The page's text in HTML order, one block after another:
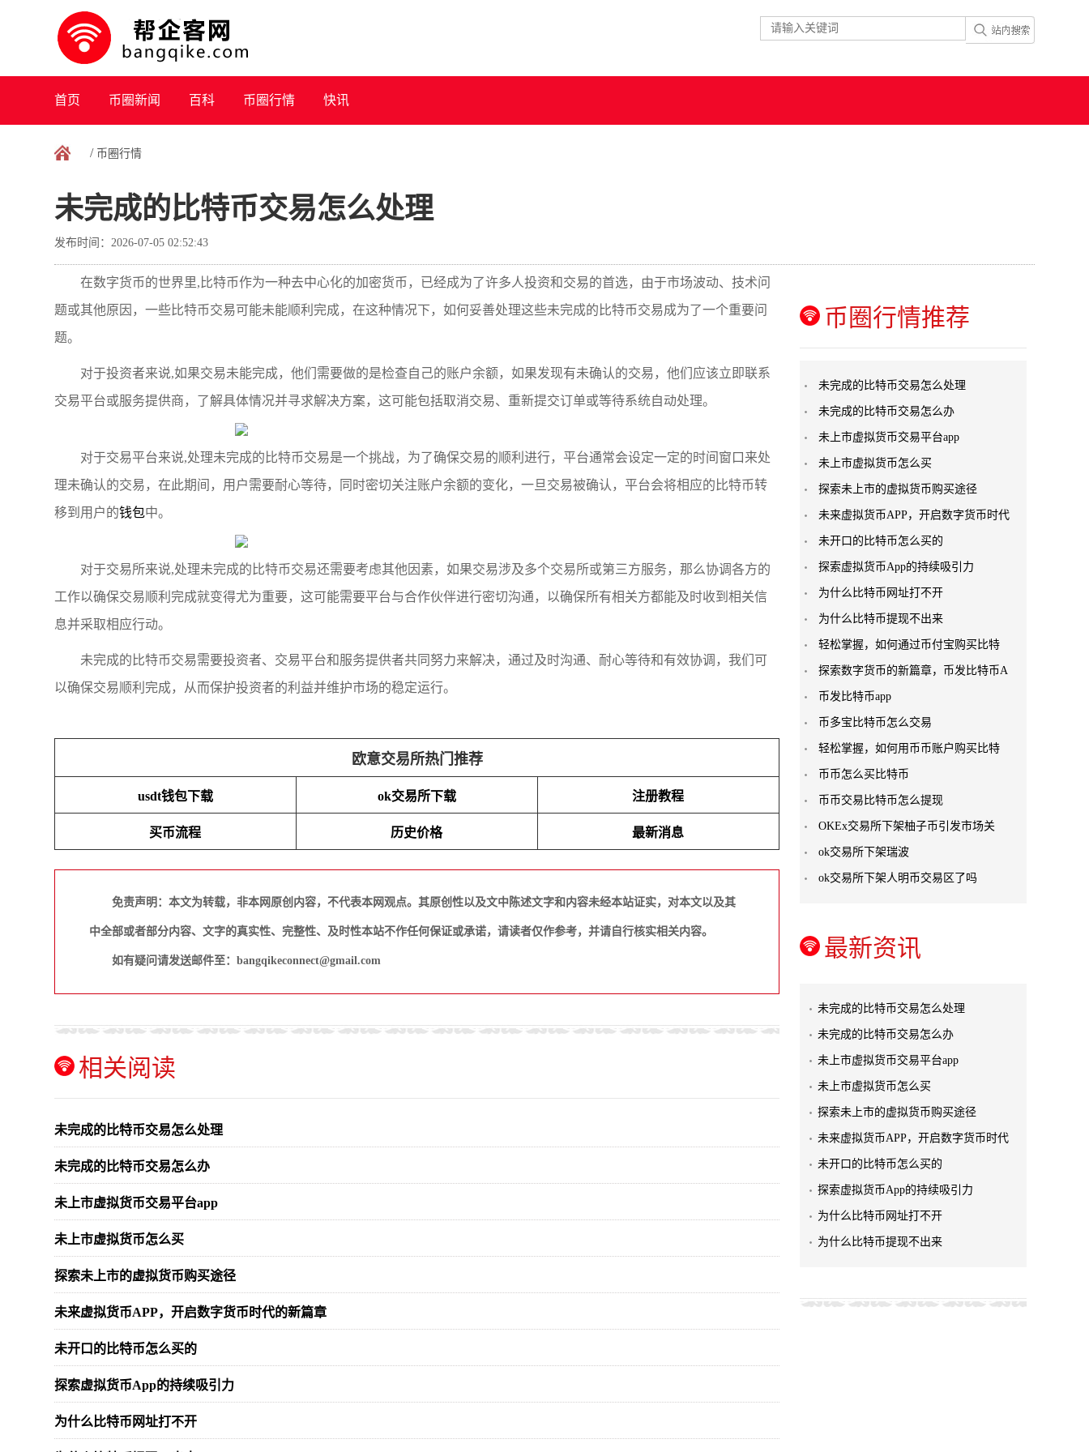
首页 币圈新闻 百科 币圈行情 快讯
/ 币圈行情
未完成的比特币交易怎么处理
发布时间：2026-07-05 02:52:43
在数字货币的世界里,比特币作为一种去中心化的加密货币，已经成为了许多人投资和交易的首选，由于市场波动、技术问
题或其他原因，一些比特币交易可能未能顺利完成，在这种情况下，如何妥善处理这些未完成的比特币交易成为了一个重要问
题。
对于投资者来说,如果交易未能完成，他们需要做的是检查自己的账户余额，如果发现有未确认的交易，他们应该立即联系
交易平台或服务提供商，了解具体情况并寻求解决方案，这可能包括取消交易、重新提交订单或等待系统自动处理。
对于交易平台来说,处理未完成的比特币交易是一个挑战，为了确保交易的顺利进行，平台通常会设定一定的时间窗口来处
理未确认的交易，在此期间，用户需要耐心等待，同时密切关注账户余额的变化，一旦交易被确认，平台会将相应的比特币转
移到用户的钱包中。
对于交易所来说,处理未完成的比特币交易还需要考虑其他因素，如果交易涉及多个交易所或第三方服务，那么协调各方的
工作以确保交易顺利完成就变得尤为重要，这可能需要平台与合作伙伴进行密切沟通，以确保所有相关方都能及时收到相关信
息并采取相应行动。
未完成的比特币交易需要投资者、交易平台和服务提供者共同努力来解决，通过及时沟通、耐心等待和有效协调，我们可
以确保交易顺利完成，从而保护投资者的利益并维护市场的稳定运行。
欧意交易所热门推荐
usdt钱包下载 ok交易所下载 注册教程
买币流程 历史价格 最新消息
免责声明：本文为转载，非本网原创内容，不代表本网观点。其原创性以及文中陈述文字和内容未经本站证实，对本文以及其
中全部或者部分内容、文字的真实性、完整性、及时性本站不作任何保证或承诺，请读者仅作参考，并请自行核实相关内容。
如有疑问请发送邮件至：bangqikeconnect@gmail.com
相关阅读
未完成的比特币交易怎么处理
未完成的比特币交易怎么办
未上市虚拟货币交易平台app
未上市虚拟货币怎么买
探索未上市的虚拟货币购买途径
未来虚拟货币APP，开启数字货币时代的新篇章
未开口的比特币怎么买的
探索虚拟货币App的持续吸引力
为什么比特币网址打不开
币圈行情推荐
未完成的比特币交易怎么处理
未完成的比特币交易怎么办
未上市虚拟货币交易平台app
未上市虚拟货币怎么买
探索未上市的虚拟货币购买途径
未来虚拟货币APP，开启数字货币时代
未开口的比特币怎么买的
探索虚拟货币App的持续吸引力
为什么比特币网址打不开
为什么比特币提现不出来
轻松掌握，如何通过币付宝购买比特
探索数字货币的新篇章，币发比特币A
币发比特币app
币多宝比特币怎么交易
轻松掌握，如何用币币账户购买比特
币币怎么买比特币
币币交易比特币怎么提现
OKEx交易所下架柚子币引发市场关
ok交易所下架瑞波
ok交易所下架人明币交易区了吗
最新资讯
未完成的比特币交易怎么处理
未完成的比特币交易怎么办
未上市虚拟货币交易平台app
未上市虚拟货币怎么买
探索未上市的虚拟货币购买途径
未来虚拟货币APP，开启数字货币时代
未开口的比特币怎么买的
探索虚拟货币App的持续吸引力
为什么比特币网址打不开
为什么比特币提现不出来